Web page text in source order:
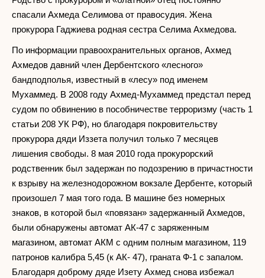
спасали Ахмеда Селимова от правосудия. Жена
прокурора Гаджиева родная сестра Селима Ахмедова.
По информации правоохранительных органов, Ахмед
Ахмедов давний член Дербентского «лесного»
бандподполья, известный в «лесу» под именем
Мухаммед. В 2008 году Ахмед-Мухаммед предстал перед
судом по обвинению в пособничестве терроризму (часть 1
статьи 208 УК РФ), но благодаря покровительству
прокурора дяди Иззета получил только 7 месяцев
лишения свободы. 8 мая 2010 года прокурорский
родственник был задержан по подозрению в причастности
к взрыву на железнодорожном вокзале Дербенте, который
произошел 7 мая того года. В машине без номерных
знаков, в которой был «повязан» задержанный Ахмедов,
были обнаружены автомат АК-47 с заряженным
магазином, автомат АКМ с одним полным магазином, 119
патронов калибра 5,45 (к АК- 47), граната Ф-1 с запалом.
Благодаря доброму дяде Изету Ахмед снова избежал